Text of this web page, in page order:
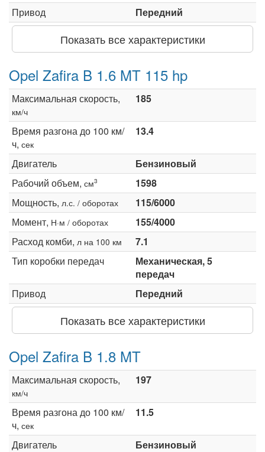
Привод
Передний
Показать все характеристики
Opel Zafira B 1.6 MT 115 hp
Максимальная скорость,
км/ч
185
Время разгона до 100 км/
ч, сек
13.4
Двигатель
Бензиновый
Рабочий объем, см3
1598
Мощность, л.с. / оборотах
115/6000
Момент, Н·м / оборотах
155/4000
Расход комби, л на 100 км
7.1
Тип коробки передач
Механическая, 5
передач
Привод
Передний
Показать все характеристики
Opel Zafira B 1.8 MT
Максимальная скорость,
км/ч
197
Время разгона до 100 км/
ч, сек
11.5
Двигатель
Бензиновый